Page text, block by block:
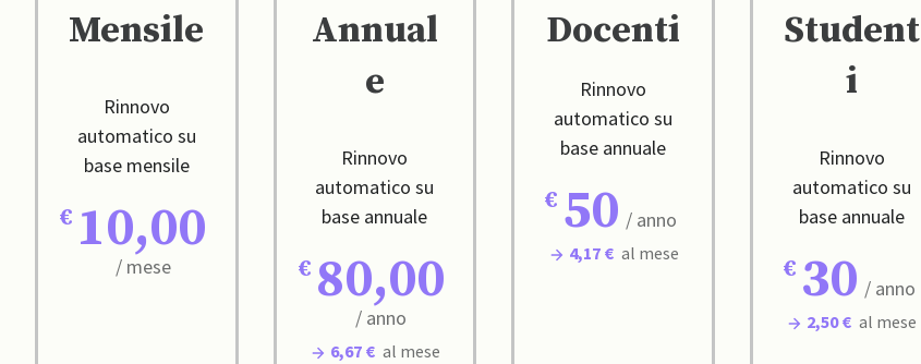
Mensile
Rinnovo
automatico su
base mensile
10,00
/ mese
Annual
e
Rinnovo
automatico su
base annuale
80,00
/ anno
6,67 € al mese
Docenti
Rinnovo
automatico su
base annuale
50 / anno
4,17 € al mese
Student
i
Rinnovo
automatico su
base annuale
30 / anno
2,50 € al mese